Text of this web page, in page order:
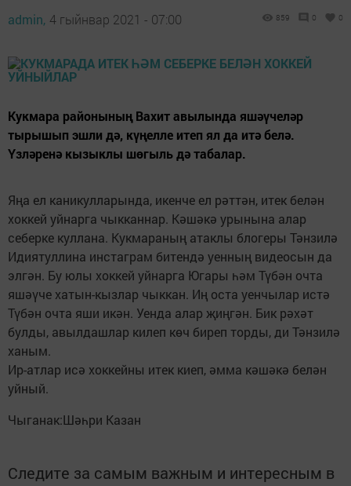
admin, 4 гыйнвар 2021 - 07:00 859 0 0
Кукмара районының Вахит авылында яшәүчеләр
тырышып эшли дә, күңелле итеп ял да итә белә.
Үзләренә кызыклы шөгыль дә табалар.
Яңа ел каникулларында, икенче ел рәттән, итек белән
хоккей уйнарга чыкканнар. Кәшәкә урынына алар
себерке куллана. Кукмараның атаклы блогеры Тәнзилә
Идиятуллина инстаграм битендә уенның видеосын да
элгән. Бу юлы хоккей уйнарга Югары һәм Түбән очта
яшәүче хатын-кызлар чыккан. Иң оста уенчылар истә
Түбән очта яши икән. Уенда алар җиңгән. Бик рәхәт
булды, авылдашлар килеп көч биреп торды, ди Тәнзилә
ханым.
Ир-атлар исә хоккейны итек киеп, әмма кәшәкә белән
уйный.
Чыганак:Шәһри Казан
Следите за самым важным и интересным в